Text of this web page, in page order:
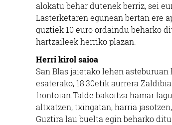
alokatu behar dutenek berriz, sei
Lasterketaren egunean bertan ere
guztiek 10 euro ordaindu beharko
hartzaileek herriko plazan.
Herri kirol saioa
San Blas jaietako lehen
esaterako, 18:30etik aurrera
frontoian.Talde bakoitza hamar
altxatzen, txingatan, harria
Guztira lau buelta egin beharko